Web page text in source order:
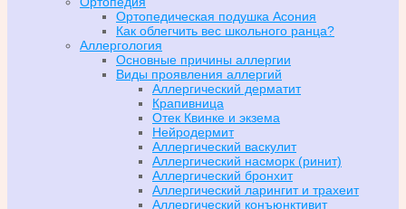
Ортопедическая подушка Асония
Как облегчить вес школьного ранца?
Аллергология
Основные причины аллергии
Виды проявления аллергий
Аллергический дерматит
Крапивница
Отек Квинке и экзема
Нейродермит
Аллергический васкулит
Аллергический насморк (ринит)
Аллергический бронхит
Аллергический ларингит и трахеит
Аллергический конъюнктивит